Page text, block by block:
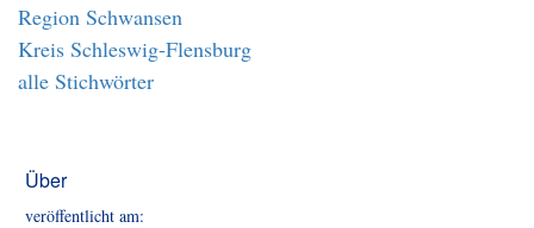
Region Schwansen
Kreis Schleswig-Flensburg
alle Stichwörter
Über
veröffentlicht am: